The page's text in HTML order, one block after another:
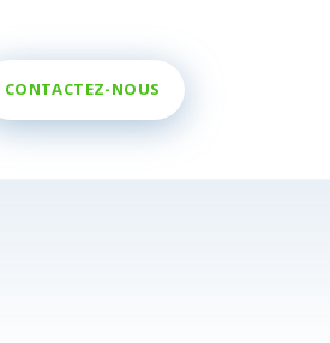
0800 11 299